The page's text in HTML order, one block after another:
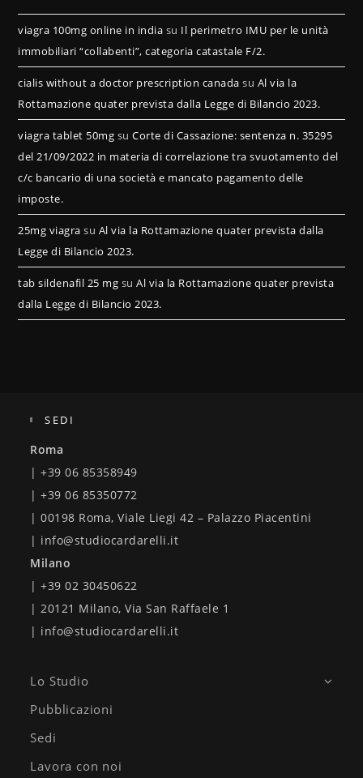
viagra 100mg online in india su Il perimetro IMU per le unità
immobiliari “collabenti”, categoria catastale F/2.
cialis without a doctor prescription canada su Al via la
Rottamazione quater prevista dalla Legge di Bilancio 2023.
viagra tablet 50mg suCorte di Cassazione: sentenza n. 35295
del 21/09/2022 in materia di correlazione tra svuotamento del
c/c bancario di una società e mancato pagamento delle
imposte.
25mg viagra su Al via la Rottamazione quater prevista dalla
Legge di Bilancio 2023.
tab sildenafil 25 mg suAl via la Rottamazione quater prevista
dalla Legge di Bilancio 2023.
SEDI
Roma
| +39 06 85358949
| +39 06 85350772
| 00198 Roma, Viale Liegi 42 – Palazzo Piacentini
| info@studiocardarelli.it
Milano
| +39 02 30450622
| 20121 Milano, Via San Raffaele 1
| info@studiocardarelli.it
Lo Studio
Pubblicazioni
Sedi
Lavora con noi